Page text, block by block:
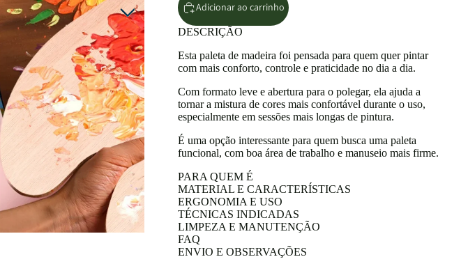
Adicionar ao carrinho
DESCRIÇÃO
Esta paleta de madeira foi pensada para quem quer pintar
com mais conforto, controle e praticidade no dia a dia.
Com formato leve e abertura para o polegar, ela ajuda a
tornar a mistura de cores mais confortável durante o uso,
especialmente em sessões mais longas de pintura.
É uma opção interessante para quem busca uma paleta
funcional, com boa área de trabalho e manuseio mais firme.
PARA QUEM É
MATERIAL E CARACTERÍSTICAS
ERGONOMIA E USO
TÉCNICAS INDICADAS
LIMPEZA E MANUTENÇÃO
FAQ
ENVIO E OBSERVAÇÕES